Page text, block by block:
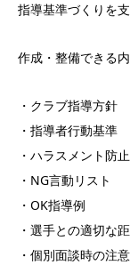
指導基準づくりを支
作成・整備できる
・クラブ指導方針
・指導者行動基準
・ハラスメント防
・NG言動リスト
・OK指導例
・選手との適切な
・個別面談時の注